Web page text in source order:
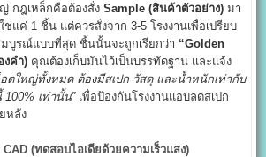
กฎเหล็กคือต้องสั่งSample (สินค้าตัวอย่าง) มา
แค่ 1 ชิ้น แต่ควรสั่งจาก 3-5 โรงงานเพื่อเปรียบ
บูรณ์แบบที่สุด ชิ้นนั้นจะถูกเรียกว่า “Golden
งคำ) คุณต้องเก็บมันไว้เป็นบรรทัดฐาน และแจ้ง
ตใหญ่ทั้งหมด ต้องมีสเปก วัสดุ และน้ำหนักเท่ากับ
100% เท่านั้น”เพื่อป้องกันโรงงานแอบลดสเปก
หลัง
(ทดสอบไอเดียด้วยความเร็วแสง)